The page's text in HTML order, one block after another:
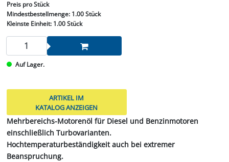
Preis pro Stück
Mindestbestellmenge: 1.00 Stück
Kleinste Einheit:1.00 Stück
Auf Lager.
ARTIKEL IM
KATALOG ANZEIGEN
Mehrbereichs-Motorenöl für Diesel und Benzinmotoren
einschließlich Turbovarianten.
Hochtemperaturbeständigkeit auch bei extremer
Beanspruchung.